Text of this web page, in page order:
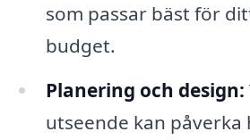
som passar bäst för
budget.
Planering och design:
utseende kan påverka